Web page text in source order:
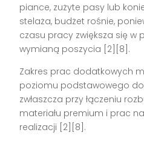
piance, zużyte pasy lub
stelaża, budżet rośnie,
czasu pracy zwiększa się w
wymianą poszycia [2][8].
Zakres prac dodatkowych
poziomu podstawowego do
zwłaszcza przy łączeniu
materiału premium i prac
realizacji [2][8].